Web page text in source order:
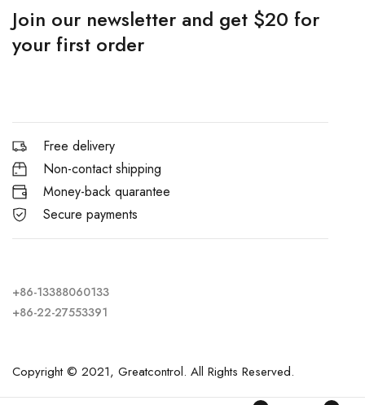
Join our newsletter and get $20 for
your first order
Free delivery
Non-contact shipping
Money-back quarantee
Secure payments
+86-13388060133
+86-22-27553391
Copyright © 2021, Greatcontrol. All Rights Reserved.